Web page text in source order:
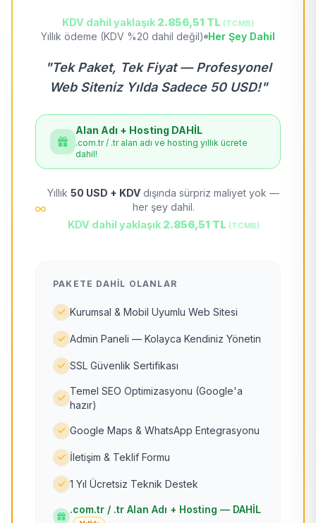
KDV dahil yaklaşık 2.856,51 TL (TCMB)
Yıllık ödeme (KDV %20 dahil değil) Her Şey Dahil
"Tek Paket, Tek Fiyat — Profesyonel
Web Siteniz Yılda Sadece 50 USD!"
Alan Adı + Hosting DAHİL
.com.tr / .tr alan adı ve hosting yıllık ücrete
dahil!
Yıllık 50 USD + KDV dışında sürpriz maliyet yok —
her şey dahil.
KDV dahil yaklaşık 2.856,51 TL (TCMB)
PAKETE DAHIL OLANLAR
Kurumsal & Mobil Uyumlu Web Sitesi
Admin Paneli — Kolayca Kendiniz Yönetin
SSL Güvenlik Sertifikası
Temel SEO Optimizasyonu (Google'a
hazır)
Google Maps & WhatsApp Entegrasyonu
İletişim & Teklif Formu
1 Yıl Ücretsiz Teknik Destek
.com.tr / .tr Alan Adı + Hosting — DAHİL